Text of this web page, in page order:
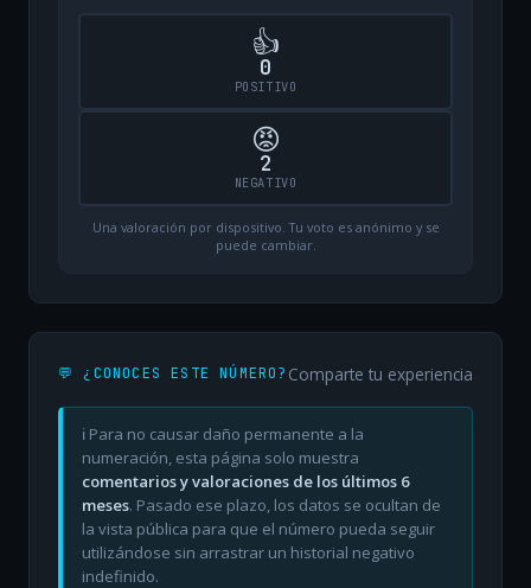
👍
0
POSITIVO
😡
2
NEGATIVO
Una valoración por dispositivo. Tu voto es anónimo y se
puede cambiar.
💬 ¿CONOCES ESTE NÚMERO? Comparte tu experiencia
ℹ️ Para no causar daño permanente a la
numeración, esta página solo muestra
comentarios y valoraciones de los últimos 6
meses. Pasado ese plazo, los datos se ocultan de
la vista pública para que el número pueda seguir
utilizándose sin arrastrar un historial negativo
indefinido.